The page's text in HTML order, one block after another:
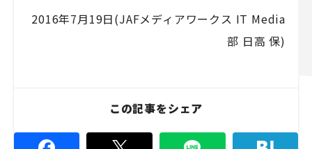
2016年7月19日(JAFメディアワークス IT Media
部 日高 保)
この記事をシェア